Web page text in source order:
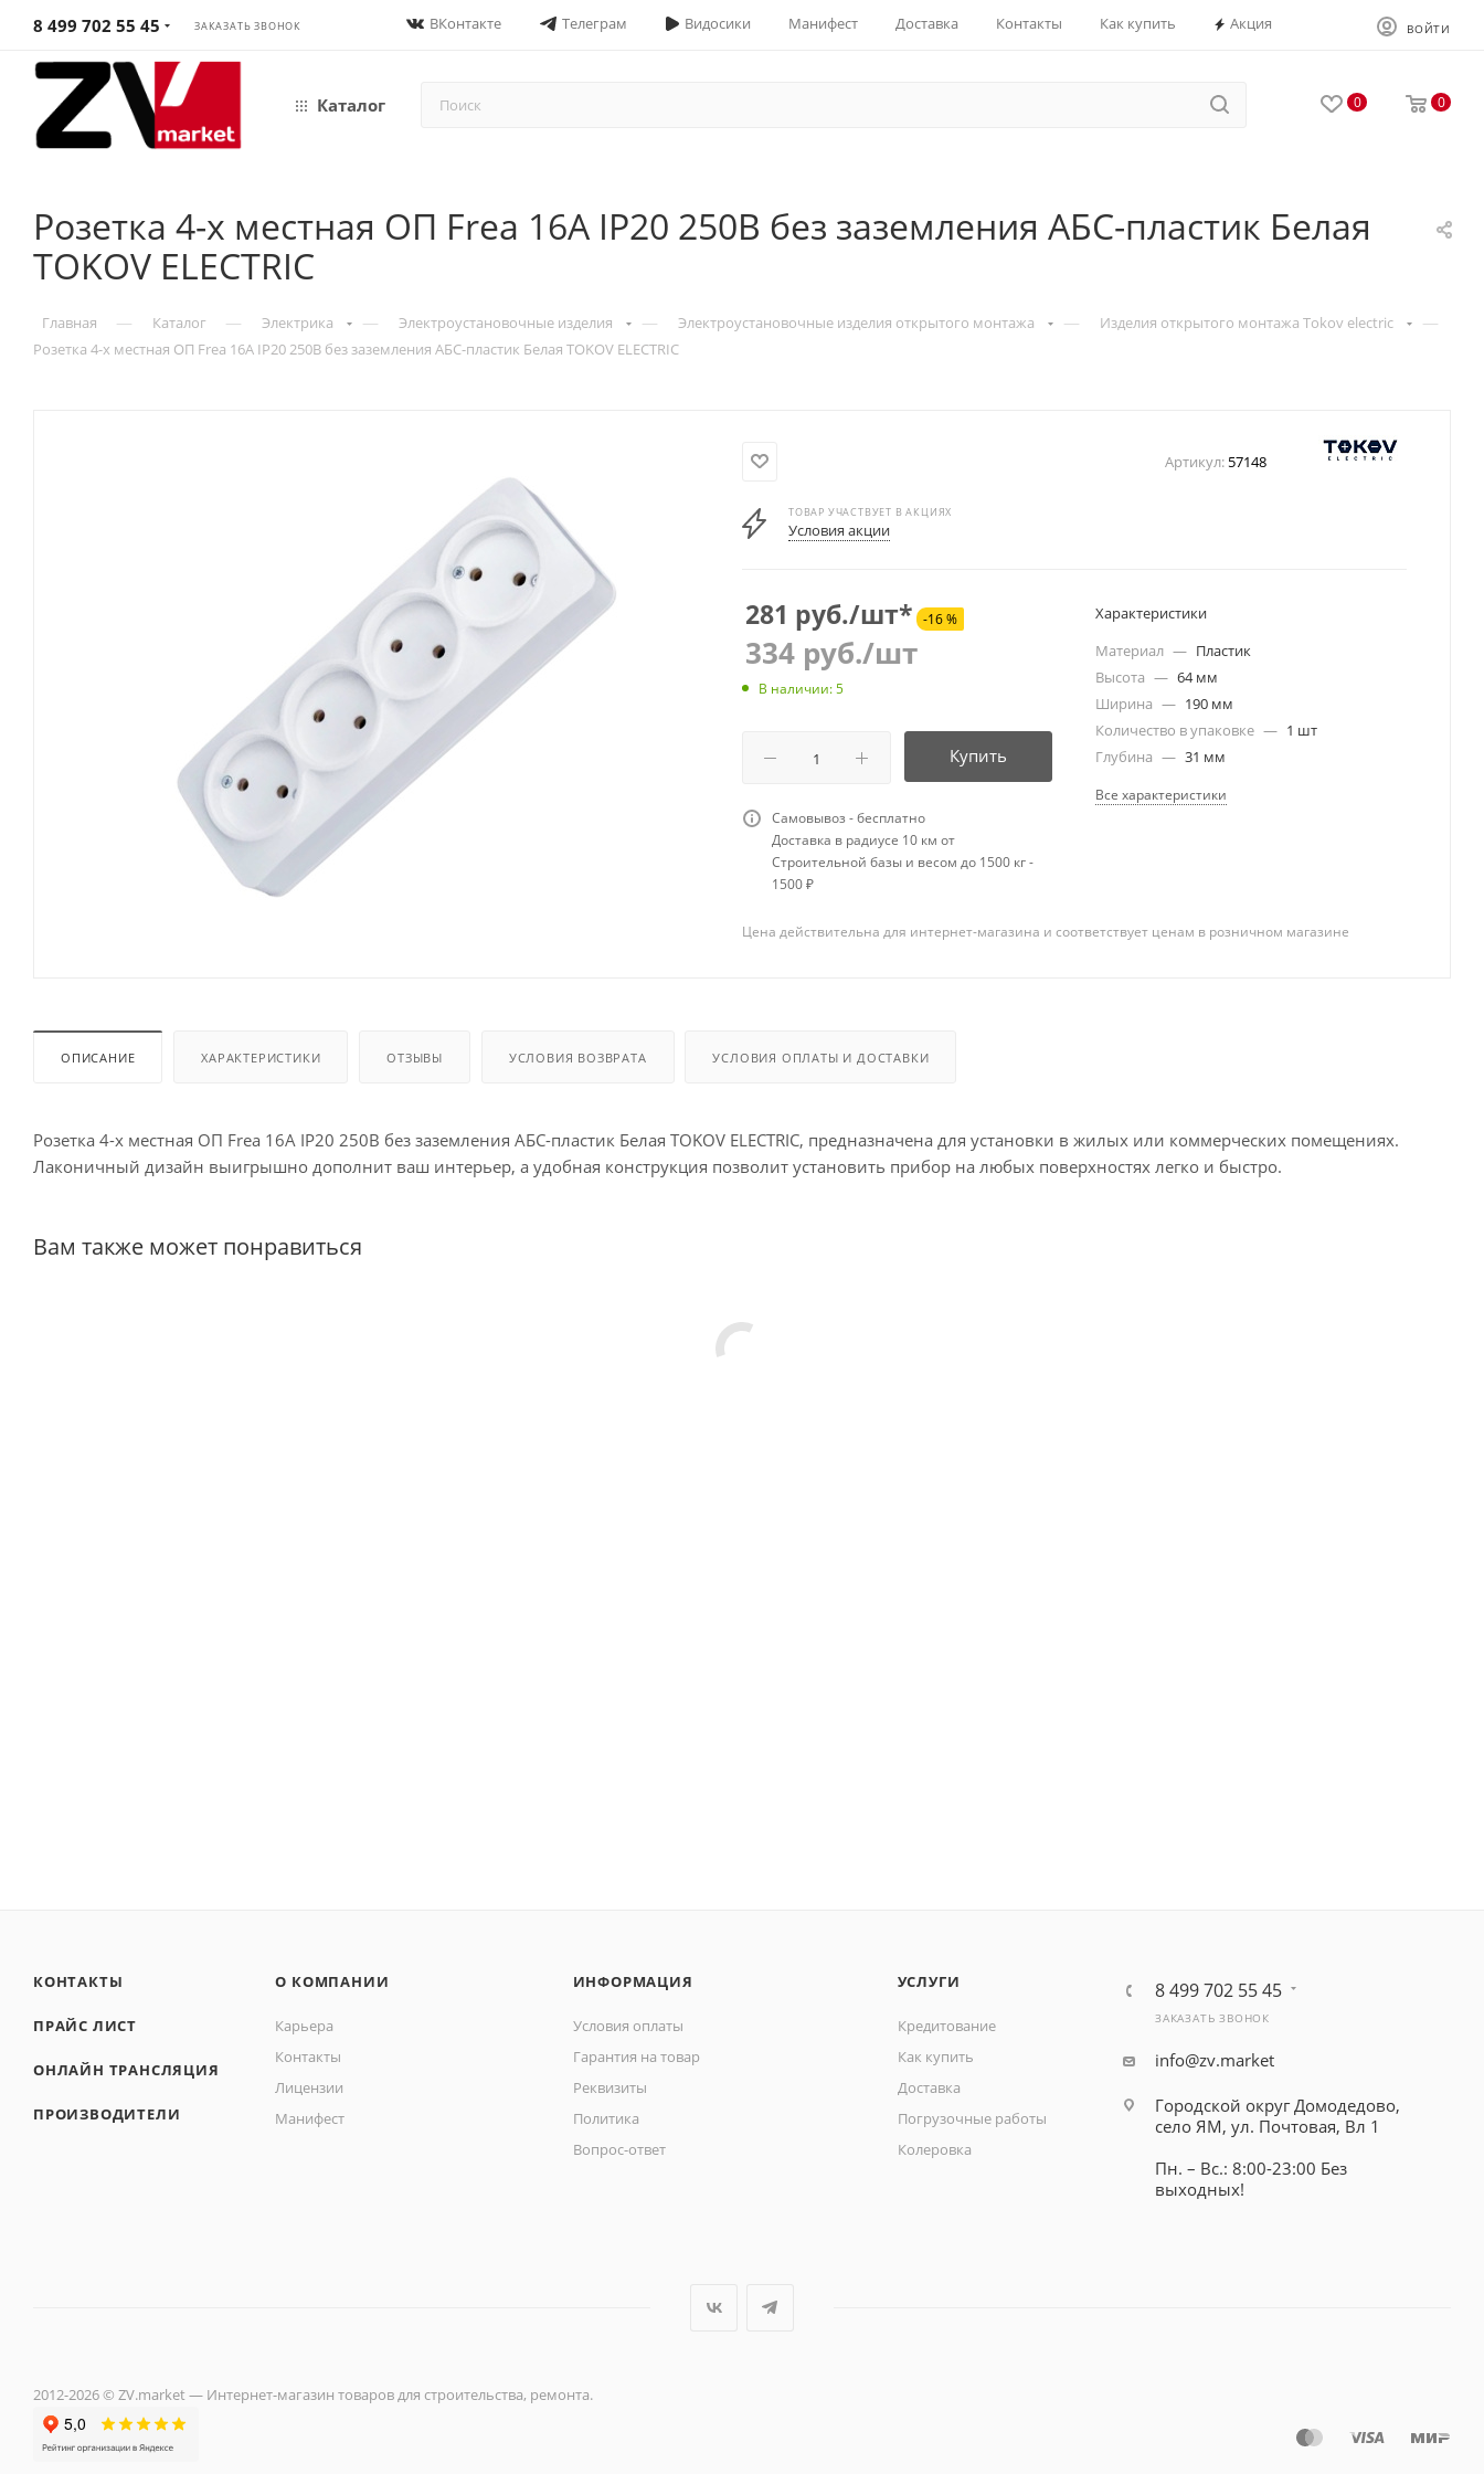
8 499 702 55 45 ЗАКАЗАТЬ ЗВОНОК ВКонтакте Телеграм Видосики Манифест Доставка Контакты Как купить Акция ВОЙТИ
Каталог 0 0
Розетка 4-х местная ОП Frea 16А IP20 250В без заземления АБС-пластик Белая
TOKOV ELECTRIC
Главная — Каталог — Электрика — Электроустановочные изделия — Электроустановочные изделия открытого монтажа — Изделия открытого монтажа Tokov electric —
Розетка 4-х местная ОП Frea 16А IP20 250В без заземления АБС-пластик Белая TOKOV ELECTRIC
Артикул: 57148
ТОВАР УЧАСТВУЕТ В АКЦИЯХ
Условия акции
281 руб./шт* -16 %
334 руб./шт
В наличии: 5
Купить
Самовывоз - бесплатно
Доставка в радиусе 10 км от
Строительной базы и весом до 1500 кг -
1500 ₽
Характеристики
Материал — Пластик
Высота — 64 мм
Ширина — 190 мм
Количество в упаковке — 1 шт
Глубина — 31 мм
Все характеристики
Цена действительна для интернет-магазина и соответствует ценам в розничном магазине
ОПИСАНИЕ ХАРАКТЕРИСТИКИ ОТЗЫВЫ УСЛОВИЯ ВОЗВРАТА УСЛОВИЯ ОПЛАТЫ И ДОСТАВКИ
Розетка 4-х местная ОП Frea 16А IP20 250В без заземления АБС-пластик Белая TOKOV ELECTRIC, предназначена для установки в жилых или коммерческих помещениях.
Лаконичный дизайн выигрышно дополнит ваш интерьер, а удобная конструкция позволит установить прибор на любых поверхностях легко и быстро.
Вам также может понравиться
КОНТАКТЫ
ПРАЙС ЛИСТ
ОНЛАЙН ТРАНСЛЯЦИЯ
ПРОИЗВОДИТЕЛИ
О КОМПАНИИ
Карьера
Контакты
Лицензии
Манифест
ИНФОРМАЦИЯ
Условия оплаты
Гарантия на товар
Реквизиты
Политика
Вопрос-ответ
УСЛУГИ
Кредитование
Как купить
Доставка
Погрузочные работы
Колеровка
8 499 702 55 45
ЗАКАЗАТЬ ЗВОНОК
info@zv.market
Городской округ Домодедово,
село ЯМ, ул. Почтовая, Вл 1
Пн. – Вс.: 8:00-23:00 Без
выходных!
2012-2026 © ZV.market — Интернет-магазин товаров для строительства, ремонта.